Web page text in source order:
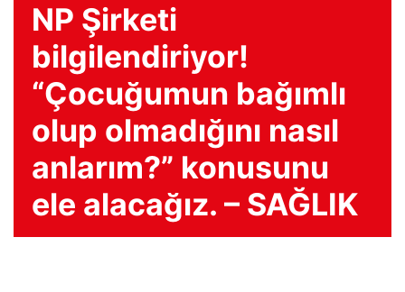
NP Şirketi
bilgilendiriyor!
“Çocuğumun bağımlı
olup olmadığını nasıl
anlarım?” konusunu
ele alacağız. – SAĞLIK